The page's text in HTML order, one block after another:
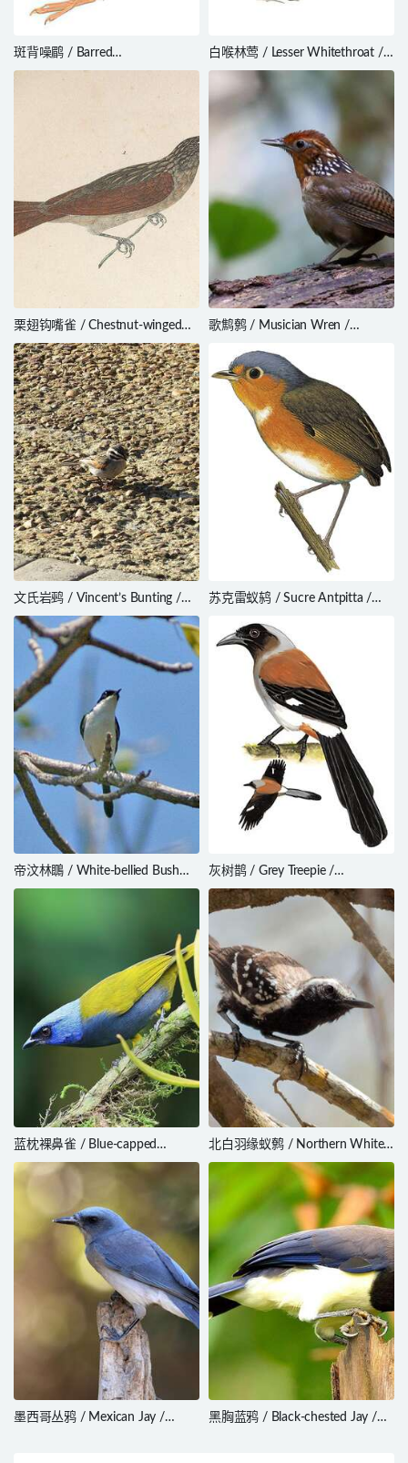
斑背噪鹛 / Barred
Laughingthrush / Ianthocincla
白喉林莺 / Lesser Whitethroat /
Curruca curruca
栗翅钩嘴雀 / Chestnut-winged
Hookbill / Ancistrops strigilatus
歌鹪鹩 / Musician Wren /
文氏岩鹀 / Vincent’s Bunting /
Emberiza vincenti
苏克雷蚁鸫 / Sucre Antpitta /
帝汶林䳭 / White-bellied Bush
Chat / Saxicola gutturalis
灰树鹊 / Grey Treepie /
Dendrocitta formosae
蓝枕裸鼻雀 / Blue-capped
Tanager / Sporathraupis
cyanocephala
北白羽缘蚁鹩 / Northern White-
fringed Antwren / Formicivora
intermedia
墨西哥丛鸦 / Mexican Jay /
黑胸蓝鸦 / Black-chested Jay /